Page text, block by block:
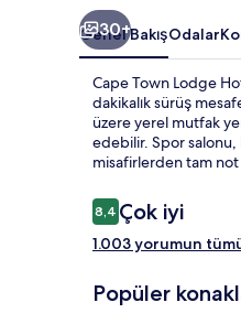
30+
Genel BakışOdalar
Cape Town Lodge
dakikalık sürüş
üzere yerel mutfak
edebilir. Spor salonu,
misafirlerden tam not
Yorumlar
8,48,4/10
Çok iyi
1.003 yorumun
Popüler